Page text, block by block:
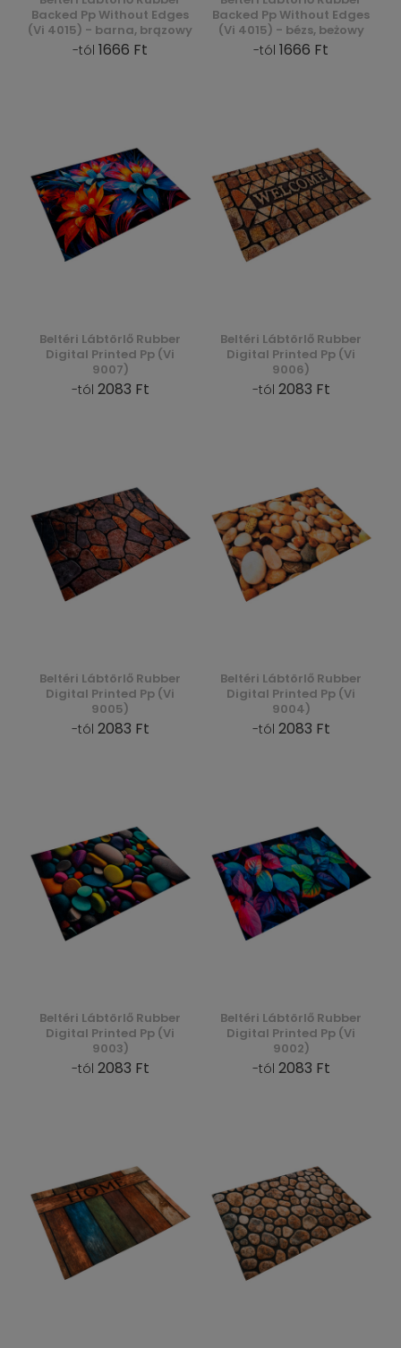
Backed Pp Without Edges
(Vi 4015) - barna, brązowy
-tól 1666 Ft
Backed Pp Without Edges
(Vi 4015) - bézs, beżowy
-tól 1666 Ft
Beltéri Lábtörlő Rubber
Digital Printed Pp (Vi
9007)
-tól 2083 Ft
Beltéri Lábtörlő Rubber
Digital Printed Pp (Vi
9006)
-tól 2083 Ft
Beltéri Lábtörlő Rubber
Digital Printed Pp (Vi
9005)
-tól 2083 Ft
Beltéri Lábtörlő Rubber
Digital Printed Pp (Vi
9004)
-tól 2083 Ft
Beltéri Lábtörlő Rubber
Digital Printed Pp (Vi
9003)
-tól 2083 Ft
Beltéri Lábtörlő Rubber
Digital Printed Pp (Vi
9002)
-tól 2083 Ft